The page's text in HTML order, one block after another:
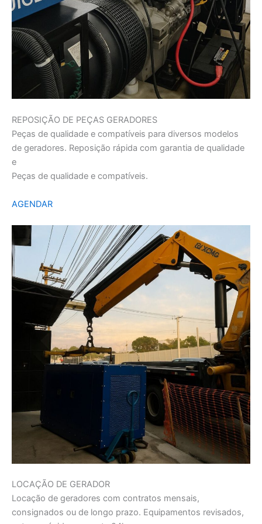
REPOSIÇÃO DE PEÇAS GERADORES
Peças de qualidade e compatíveis para diversos modelos
de geradores. Reposição rápida com garantia de qualidade
e
Peças de qualidade e compatíveis.
AGENDAR
LOCAÇÃO DE GERADOR
Locação de geradores com contratos mensais,
consignados ou de longo prazo. Equipamentos revisados,